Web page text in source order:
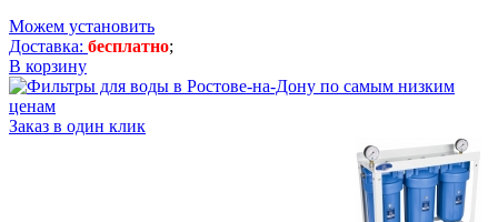
Можем установить
Доставка: бесплатно;
В корзину
Заказ в один клик